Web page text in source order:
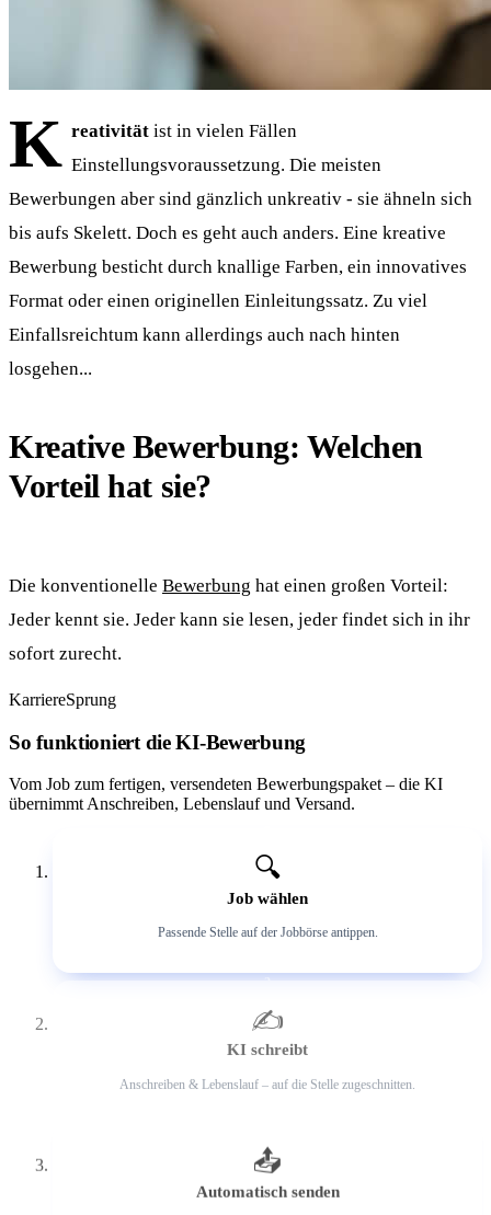
K reativitätist in vielen Fällen
Einstellungsvoraussetzung. Die meisten
Bewerbungen aber sind gänzlich unkreativ - sie ähneln sich
bis aufs Skelett. Doch es geht auch anders. Eine kreative
Bewerbung besticht durch knallige Farben, ein innovatives
Format oder einen originellen Einleitungssatz. Zu viel
Einfallsreichtum kann allerdings auch nach hinten
losgehen...
Kreative Bewerbung: Welchen
Vorteil hat sie?
Die konventionelle Bewerbung hat einen großen Vorteil:
Jeder kennt sie. Jeder kann sie lesen, jeder findet sich in ihr
sofort zurecht.
KarriereSprung
So funktioniert die KI-Bewerbung
Vom Job zum fertigen, versendeten Bewerbungspaket – die KI
übernimmt Anschreiben, Lebenslauf und Versand.
🔍
Job wählen
Passende Stelle auf der Jobbörse antippen.
2
✍️
KI schreibt
Anschreiben & Lebenslauf – auf die Stelle zugeschnitten.
📤
Automatisch senden